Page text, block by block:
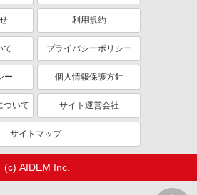
利用規約
て プライバシーポリシー
ー 個人情報保護方針
ついて サイト運営会社
サイトマップ
(c) AIDEM Inc.